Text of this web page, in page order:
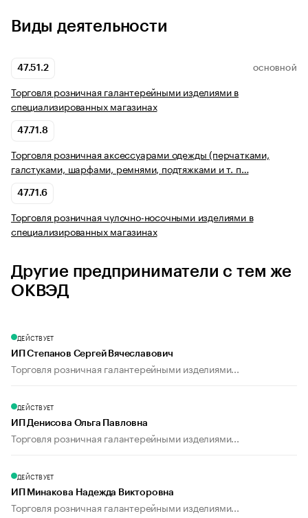
Виды деятельности
47.51.2 ОСНОВНОЙ
Торговля розничная галантерейными изделиями в
специализированных магазинах
47.71.8
Торговля розничная аксессуарами одежды (перчатками,
галстуками, шарфами, ремнями, подтяжками и т. п…
47.71.6
Торговля розничная чулочно-носочными изделиями в
специализированных магазинах
Другие предприниматели с тем же
ОКВЭД
ДЕЙСТВУЕТ
ИП Степанов Сергей Вячеславович
Торговля розничная галантерейными изделиями...
ДЕЙСТВУЕТ
ИП Денисова Ольга Павловна
Торговля розничная галантерейными изделиями...
ДЕЙСТВУЕТ
ИП Минакова Надежда Викторовна
Торговля розничная галантерейными изделиями...